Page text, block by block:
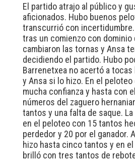
El partido atrajo al público y
aficionados. Hubo buenos
transcurrió con
tras un comienzo con dominio
cambiaron las tornas y Ansa
decidiendo el partido. Hubo
Barrenetxea no acertó a tocas
y Ansa si lo hizo. En el
mucha confianza y hasta con
números del zaguero
tantos y una falta de saque.
en el peloteo con 15 tantos
perdedor y 20 por el ganador.
hizo hasta cinco tantos y en
brilló con tres tantos de